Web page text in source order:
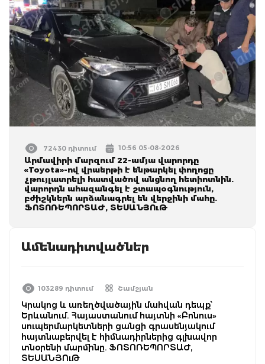
72430 դիտում 10:56 05-08-2026
Արմավիրի մարզում 22-ամյա վարորդը
«Toyota»-ով վրաերթի է ենթարկել փողոցը
չթույլատրելի հատվածով անցնող հետիոտնին.
վարորդն ահազանգել է շտապօգնություն,
բժիշկներն արձանագրել են վերջինի մահը.
ՖՈՏՈՌԵՊՈՐՏԱԺ, ՏԵՍԱՆՅՈւԹ
Ամենադիտվածներ
103289 դիտում Շամշյան
Կրակոց և առեղծվածային մահվան դեպք՝
Երևանում. Հայաստանում հայտնի «Բոնուս»
սուպերմարկետների ցանցի գրասենյակում
հայտնաբերվել է հիմնադիրներից գլխավոր
տնօրենի մարմինը. ՖՈՏՈՌԵՊՈՐՏԱԺ,
ՏԵՍԱՆՅՈւԹ